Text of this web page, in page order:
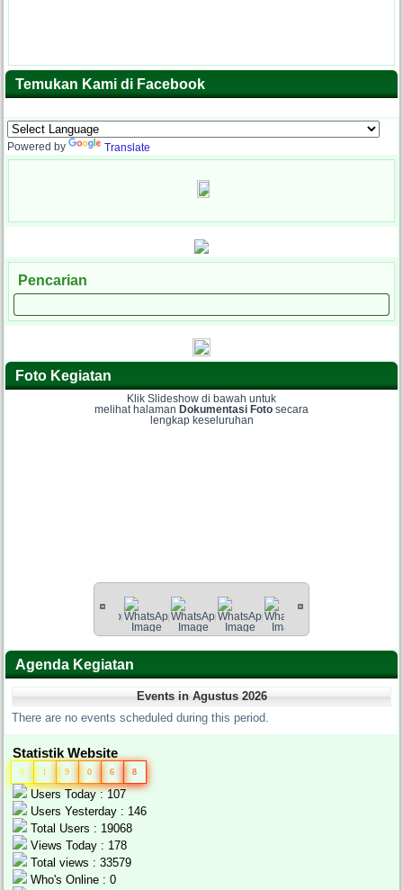
Temukan Kami di Facebook
Powered by Translate
Pencarian
Foto Kegiatan
Klik Slideshow di bawah untuk
melihat halaman Dokumentasi Foto secara
lengkap keseluruhan
Agenda Kegiatan
Events in Agustus 2026
There are no events scheduled during this period.
Statistik Website
0 1 9 0 6 8
Users Today : 107
Users Yesterday : 146
Total Users : 19068
Views Today : 178
Total views : 33579
Who's Online : 0